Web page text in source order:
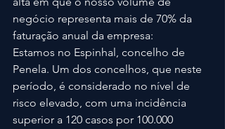
negócio representa mais de 70% da
faturação anual da empresa:
Estamos no Espinhal, concelho de
Penela. Um dos concelhos, que neste
período, é considerado no nível de
risco elevado, com uma incidência
superior a 120 casos por 100.000